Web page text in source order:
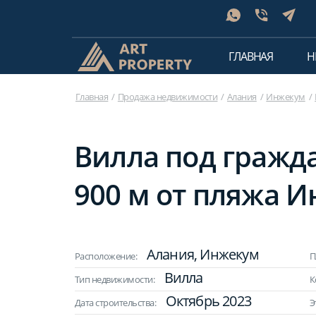
ГЛАВНАЯ
Главная Продажа недвижимости Алания Инжекум
Вилла под
900 м от пляжа
Расположение: Алания, Инжекум
Тип недвижимости:
Вилла
Дата строительства:
Октябрь 2023